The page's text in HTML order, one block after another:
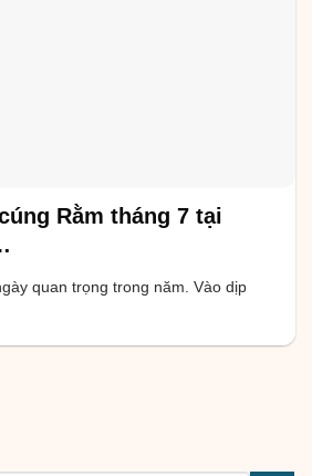
Rằm tháng 7 tại
quan trọng trong năm. Vào dịp